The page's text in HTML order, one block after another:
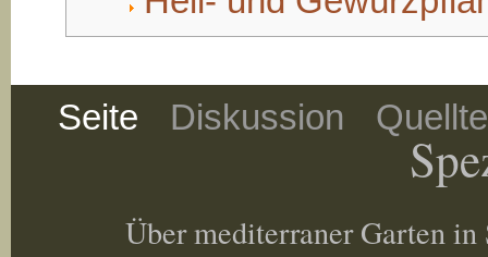
Seite Diskussion
Über mediterraner Garten in